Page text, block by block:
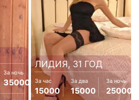
За ночь
35000
ЛИДИЯ, 31 ГОД
За час
15000
За два
15000
За ночь
25000